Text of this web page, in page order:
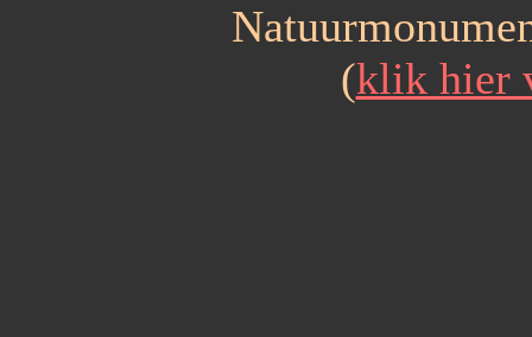
(klik hier